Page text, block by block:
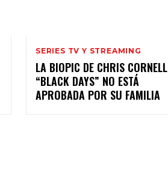
SERIES TV Y STREAMING
LA BIOPIC DE CHRIS CORNELL
“BLACK DAYS” NO ESTÁ
APROBADA POR SU FAMILIA